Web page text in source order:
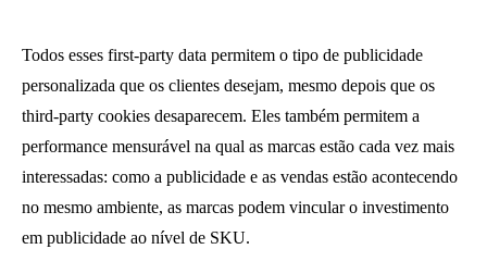
Todos esses first-party data permitem o tipo de publicidade
personalizada que os clientes desejam, mesmo depois que os
third-party cookies desaparecem. Eles também permitem a
performance mensurável na qual as marcas estão cada vez mais
interessadas: como a publicidade e as vendas estão acontecendo
no mesmo ambiente, as marcas podem vincular o investimento
em publicidade ao nível de SKU.